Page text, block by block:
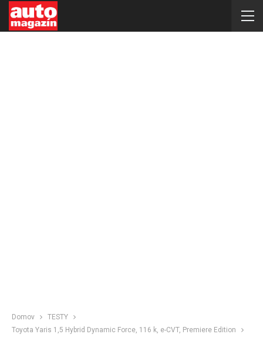
Domov
TESTY
Toyota Yaris 1,5 Hybrid Dynamic Force, 116 k, e-CVT, Premiere Edition